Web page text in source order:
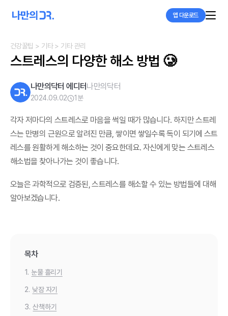
앱 다운로드
건강꿀팁 > 기타> 기타 관리
스트레스의 다양한 해소 방법 🥲
나만의닥터 에디터나만의닥터
2024.09.02 1 분
각자 저마다의 스트레스로 마음을 썩일 때가 많습니다. 하지만 스트레
스는 만병의 근원으로 알려진 만큼, 쌓이면 쌓일수록 독이 되기에 스트
레스를 원활하게 해소하는 것이 중요한데요. 자신에게 맞는 스트레스
해소법을 찾아나가는 것이 좋습니다.
오늘은 과학적으로 검증된, 스트레스를 해소할 수 있는 방법들에 대해
알아보겠습니다.
목차
1. 눈물 흘리기
2. 낮잠 자기
3. 산책하기